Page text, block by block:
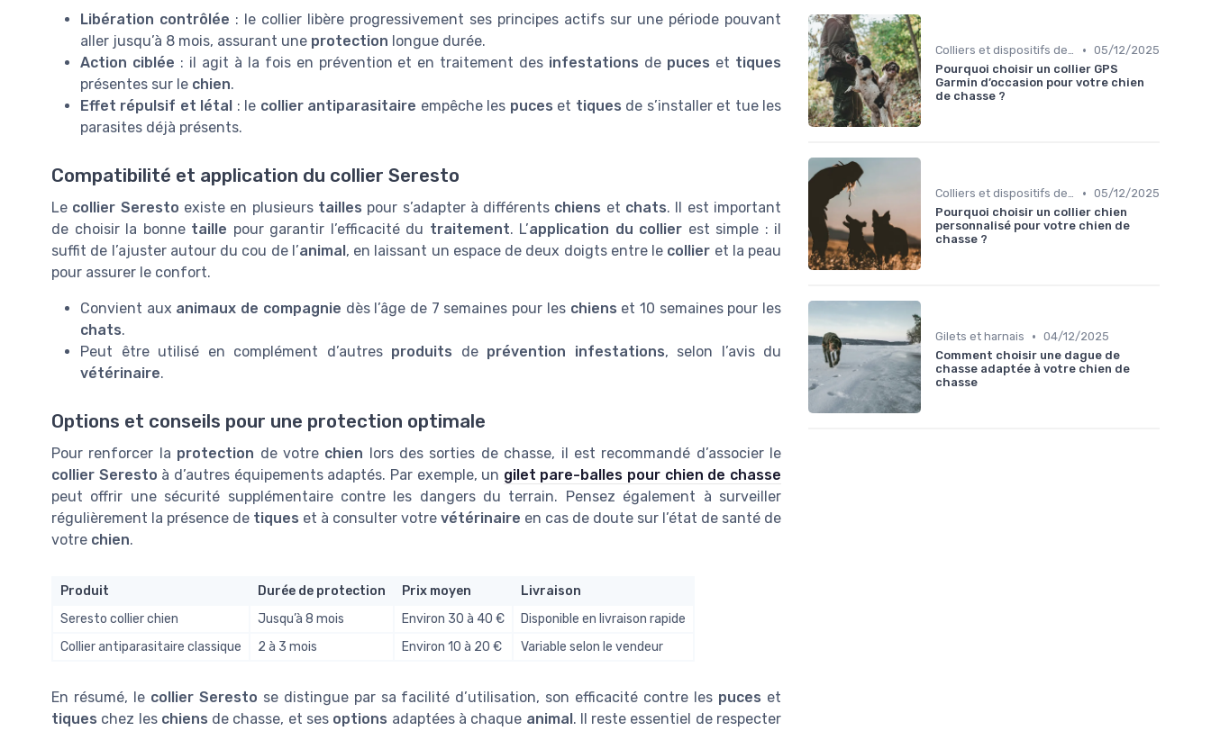
Libération contrôlée : le collier libère progressivement ses principes actifs sur une période pouvant
aller jusqu’à 8 mois, assurant une protection longue durée.
Action ciblée : il agit à la fois en prévention et en traitement des infestations de puces et tiques
présentes sur le chien.
Effet répulsif et létal : le collier antiparasitaire empêche les puces et tiques de s’installer et tue les
parasites déjà présents.
Compatibilité et application du collier Seresto
Le collier Seresto existe en plusieurs tailles pour s’adapter à différents chiens et chats. Il est important
de choisir la bonne taille pour garantir l’efficacité du traitement. L’application du collier est simple : il
suffit de l’ajuster autour du cou de l’animal, en laissant un espace de deux doigts entre le collier et la peau
pour assurer le confort.
Convient aux animaux de compagnie dès l’âge de 7 semaines pour les chiens et 10 semaines pour les
chats.
Peut être utilisé en complément d’autres produits de prévention infestations, selon l’avis du
vétérinaire.
Options et conseils pour une protection optimale
Pour renforcer la protection de votre chien lors des sorties de chasse, il est recommandé d’associer le
collier Seresto à d’autres équipements adaptés. Par exemple, un gilet pare-balles pour chien de chasse
peut offrir une sécurité supplémentaire contre les dangers du terrain. Pensez également à surveiller
régulièrement la présence de tiques et à consulter votre vétérinaire en cas de doute sur l’état de santé de
votre chien.
Produit Durée de protection Prix moyen
Livraison
Seresto collier chien
Jusqu’à 8 mois Environ 30 à 40 €
Disponible en livraison rapide
Collier antiparasitaire classique
2 à 3 mois Environ 10 à 20 € Variable selon le vendeur
En résumé, le collier Seresto se distingue par sa facilité d’utilisation, son efficacité contre les puces et
tiques chez les chiens de chasse, et ses options adaptées à chaque animal. Il reste essentiel de respecter
Colliers et dispositifs de suivi • 05/12/2025
Pourquoi choisir un collier GPS
Garmin d’occasion pour votre chien
de chasse ?
Colliers et dispositifs de suivi • 05/12/2025
Pourquoi choisir un collier chien
personnalisé pour votre chien de
chasse ?
Gilets et harnais • 04/12/2025
Comment choisir une dague de
chasse adaptée à votre chien de
chasse